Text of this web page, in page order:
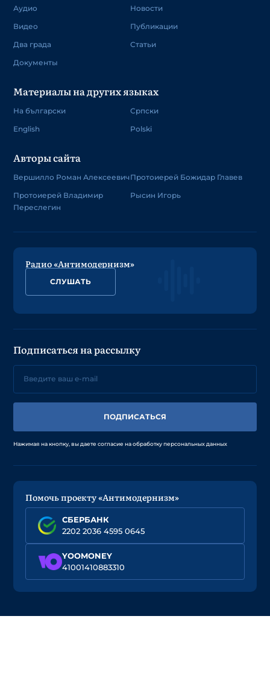
Аудио
Видео
Два града
Документы
Новости
Публикации
Статьи
Материалы на других языках
На български
English
Српски
Polski
Авторы сайта
Вершилло Роман Алексеевич
Протоиерей Владимир
Переслегин
Протоиерей Божидар Главев
Рысин Игорь
Радио «Антимодернизм»
СЛУШАТЬ
Подписаться на рассылку
ПОДПИСАТЬСЯ
Нажимая на кнопку, вы даете согласие на обработку персональных данных
Помочь проекту «Антимодернизм»
СБЕРБАНК
2202 2036 4595 0645
YOOMONEY
41001410883310